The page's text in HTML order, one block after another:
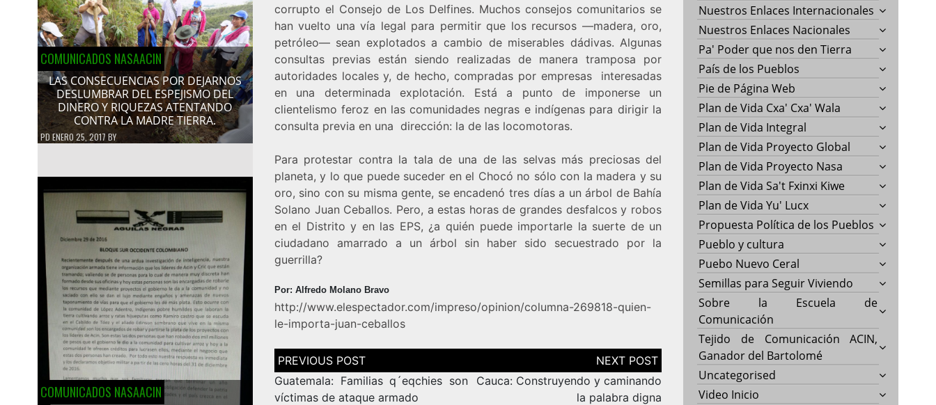
COMUNICADOS NASAACIN
LAS CONSECUENCIAS POR DEJARNOS
DESLUMBRAR DEL ESPEJISMO DEL
DINERO Y RIQUEZAS ATENTANDO
CONTRA LA MADRE TIERRA.
PDENERO 25, 2017 BY
COMUNICADOS NASAACIN
corrupto el Consejo de Los Delfines. Muchos consejos comunitarios se
han vuelto una vía legal para permitir que los recursos —madera, oro,
petróleo— sean explotados a cambio de miserables dádivas. Algunas
consultas previas están siendo realizadas de manera tramposa por
autoridades locales y, de hecho, compradas por empresas interesadas
en una determinada explotación. Está a punto de imponerse un
clientelismo feroz en las comunidades negras e indígenas para dirigir la
consulta previa en una dirección: la de las locomotoras.
Para protestar contra la tala de una de las selvas más preciosas del
planeta, y lo que puede suceder en el Chocó no sólo con la madera y su
oro, sino con su misma gente, se encadenó tres días a un árbol de Bahía
Solano Juan Ceballos. Pero, a estas horas de grandes desfalcos y robos
en el Distrito y en las EPS, ¿a quién puede importarle la suerte de un
ciudadano amarrado a un árbol sin haber sido secuestrado por la
guerrilla?
Por: Alfredo Molano Bravo
http://www.elespectador.com/impreso/opinion/columna-269818-quien-
le-importa-juan-ceballos
Navegación
de
entradas
Guatemala: Familias q´eqchies son
víctimas de ataque armado
Cauca: Construyendo y caminando
la palabra digna
Nuestros Enlaces Internacionales
Nuestros Enlaces Nacionales
Pa' Poder que nos den Tierra
País de los Pueblos
Pie de Página Web
Plan de Vida Cxa' Cxa' Wala
Plan de Vida Integral
Plan de Vida Proyecto Global
Plan de Vida Proyecto Nasa
Plan de Vida Sa't Fxinxi Kiwe
Plan de Vida Yu' Lucx
Propuesta Política de los Pueblos
Pueblo y cultura
Puebo Nuevo Ceral
Semillas para Seguir Viviendo
Sobre la Escuela de
Comunicación
Tejido de Comunicación ACIN,
Ganador del Bartolomé
Uncategorised
Video Inicio